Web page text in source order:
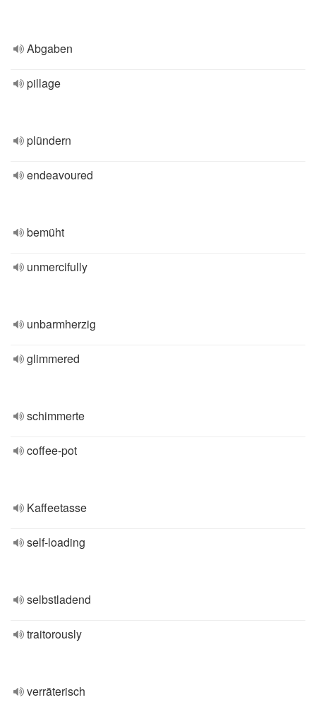
Abgaben
pillage
plündern
endeavoured
bemüht
unmercifully
unbarmherzig
glimmered
schimmerte
coffee-pot
Kaffeetasse
self-loading
selbstladend
traitorously
verräterisch